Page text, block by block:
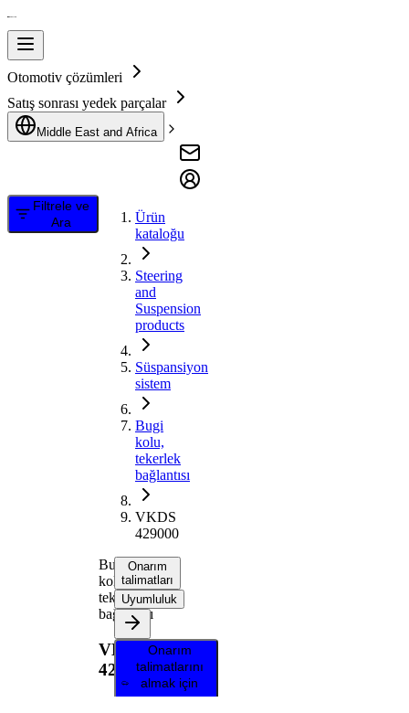
Otomotiv çözümleri
Satış sonrası yedek parçalar
Middle East and Africa
Filtrele ve
Ara
Ürün
kataloğu
Steering
and
Suspension
products
Süspansiyon
sistem
Bugi
kolu,
tekerlek
bağlantısı
VKDS
429000
Bugi
kolu,
tekerlek
bağlantısı
VKDS
429000
Onarım
talimatları
Uyumluluk
Onarım
talimatlarını
almak için
aracınızı